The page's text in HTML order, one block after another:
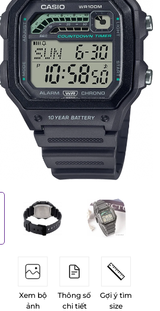
Xem bộ
ảnh
Thông số
chi tiết
Gợi ý tìm
size